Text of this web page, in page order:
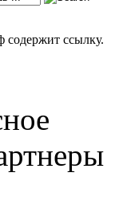
содержит ссылку.